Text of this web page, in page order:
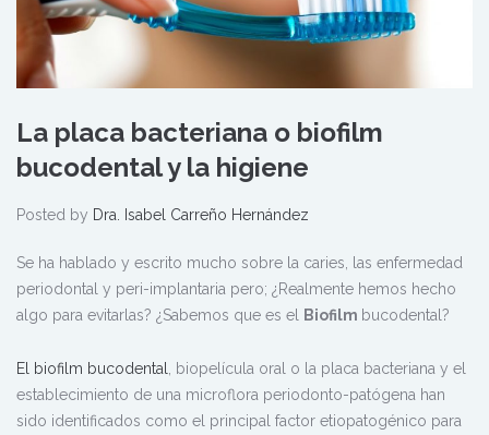
La placa bacteriana o biofilm
bucodental y la higiene
Posted by Dra. Isabel Carreño Hernández
Se ha hablado y escrito mucho sobre la caries, las enfermedad
periodontal y peri-implantaria pero; ¿Realmente hemos hecho
algo para evitarlas? ¿Sabemos que es el Biofilm bucodental?
El biofilm bucodental, biopelícula oral o la placa bacteriana y el
establecimiento de una microflora periodonto-patógena han
sido identificados como el principal factor etiopatogénico para